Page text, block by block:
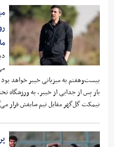
بیست‌وهفتم به میزبانی خیبر خواهد
بار پس از جدایی از خیبر، به ورزشگاه
نیمکت گل‌گهر مقابل تیم سابقش قرار